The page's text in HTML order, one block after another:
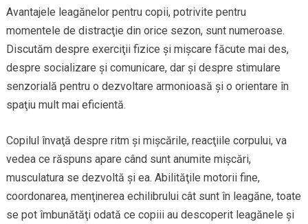
Avantajele leagănelor pentru copii, potrivite pentru
momentele de distracţie din orice sezon, sunt numeroase.
Discutăm despre exerciţii fizice şi mişcare făcute mai des,
despre socializare şi comunicare, dar şi despre stimulare
senzorială pentru o dezvoltare armonioasă şi o orientare în
spaţiu mult mai eficientă.
Copilul învaţă despre ritm şi mişcările, reacţiile corpului, va
vedea ce răspuns apare când sunt anumite mişcări,
musculatura se dezvoltă şi ea. Abilităţile motorii fine,
coordonarea, menţinerea echilibrului cât sunt în leagăne, toate
se pot îmbunătăţi odată ce copiii au descoperit leagănele şi